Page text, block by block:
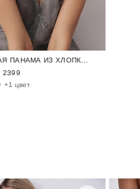
ВЯЗАНАЯ ПАНАМА ИЗ ХЛОПКА ОДЕЖДА ДЛЯ ОТДЫХА / CRUISE
2399
+1 цвет